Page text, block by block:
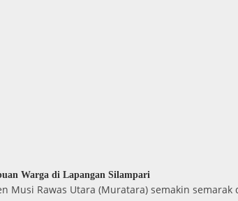
Warga di Lapangan Silampari
Musi Rawas Utara (Muratara) semakin semarak